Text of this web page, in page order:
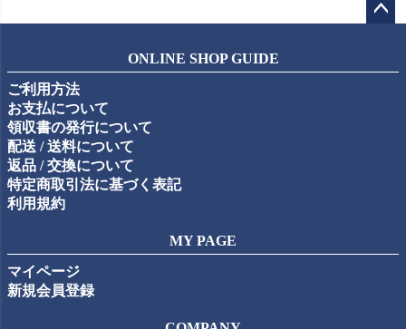
ップ
ONLINE SHOP GUIDE
ご利用方法
お支払について
領収書の発行について
配送 / 送料について
返品 / 交換について
特定商取引法に基づく表記
利用規約
MY PAGE
マイページ
新規会員登録